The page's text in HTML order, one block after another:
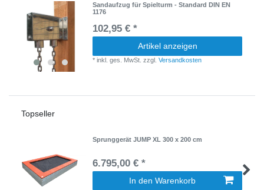
Sandaufzug für Spielturm - Standard DIN EN
1176
102,95 € *
Artikel anzeigen
*inkl. ges. MwSt. zzgl.Versandkosten
Topseller
Sprunggerät JUMP XL 300 x 200 cm
6.795,00 € *
In den Warenkorb